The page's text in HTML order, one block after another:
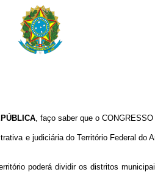
, faço saber que o
e judiciária do Território Federal
poderá dividir os distritos